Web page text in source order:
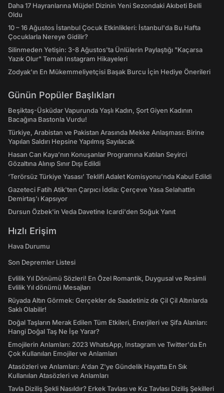
Daha 17 Hayranlarına Müjde! Dizinin Yeni Sezondaki Akıbeti Belli
Oldu
10 – 16 Ağustos İstanbul Çocuk Etkinlikleri: İstanbul'da Bu Hafta
Çocuklarla Nereye Gidilir?
Silinmeden Yetişin: 3-8 Ağustos'ta Ünlülerin Paylaştığı "Kaçarsa
Yazık Olur" Temalı Instagram Hikayeleri
Zodyak'ın En Mükemmeliyetçisi Başak Burcu İçin Hediye Önerileri
Günün Popüler Başlıkları
Beşiktaş-Üsküdar Vapurunda Yaşlı Kadın, Şort Giyen Kadının
Bacağına Bastonla Vurdu!
Türkiye, Arabistan ve Pakistan Arasında Mekke Anlaşması: Birine
Yapılan Saldırı Hepsine Yapılmış Sayılacak
Hasan Can Kaya’nın Konuşanlar Programına Katılan Seyirci
Gözaltına Alınıp Sınır Dışı Edildi
‘Terörsüz Türkiye Yasası’ Teklifi Adalet Komisyonu'nda Kabul Edildi
Gazeteci Fatih Atik'ten Çarpıcı İddia: Çerçeve Yasa Selahattin
Demirtaş'ı Kapsıyor
Dursun Özbek'in Veda Davetine Icardi'den Soğuk Yanıt
Hızlı Erişim
Hava Durumu
Son Depremler Listesi
Evlilik Yıl Dönümü Sözleri! En Özel Romantik, Duygusal ve Resimli
Evlilik Yıl dönümü Mesajları
Rüyada Altın Görmek: Gerçekler de Saadetiniz de Çil Çil Altınlarda
Saklı Olabilir!
Doğal Taşların Merak Edilen Tüm Etkileri, Enerjileri ve Şifa Alanları:
Hangi Doğal Taş Ne İşe Yarar?
Emojilerin Anlamları: 2023 WhatsApp, Instagram ve Twitter'da En
Çok Kullanılan Emojiler ve Anlamları
Atasözleri ve Anlamları: A'dan Z'ye Gündelik Hayatta En Sık
Kullanılan Atasözleri ve Anlamları
Tavla Diziliş Şekli Nasıldır? Erkek Tavlası ve Kız Tavlası Diziliş Şekilleri